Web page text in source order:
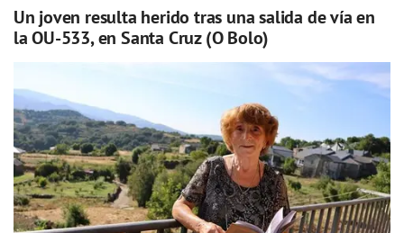
Un joven resulta herido tras una salida de vía en
la OU-533, en Santa Cruz (O Bolo)